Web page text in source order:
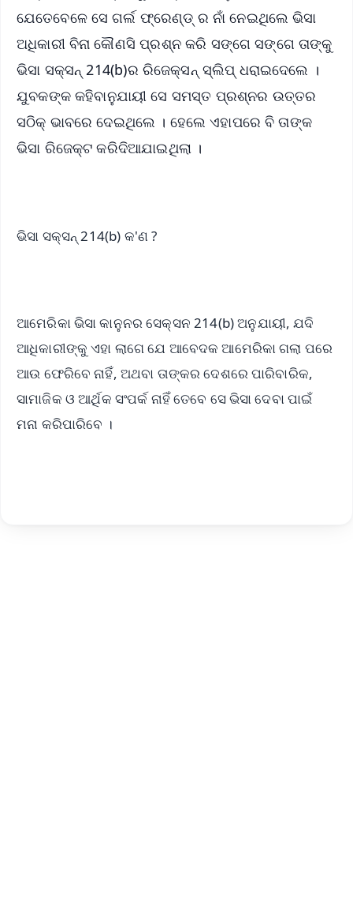
ଯେତେବେଳେ ସେ ଗର୍ଲ ଫ୍ରେଣ୍ଡ୍ ର ନାଁ ନେଇଥିଲେ ଭିସା
ଅଧିକାରୀ ବିନା କୌଣସି ପ୍ରଶ୍ନ କରି ସଙ୍ଗେ ସଙ୍ଗେ ତାଙ୍କୁ
ଭିସା ସକ୍ସନ୍ 214(b)ର ରିଜେକ୍ସନ୍ ସ୍ଲିପ୍ ଧରାଇଦେଲେ ।
ଯୁବକଙ୍କ କହିବାନୁଯାୟୀ ସେ ସମସ୍ତ ପ୍ରଶ୍ନର ଉତ୍ତର
ସଠିକ୍ ଭାବରେ ଦେଇଥିଲେ । ହେଲେ ଏହାପରେ ବି ତାଙ୍କ
ଭିସା ରିଜେକ୍ଟ କରିଦିଆଯାଇଥିଲା ।
ଭିସା ସକ୍ସନ୍ 214(b) କ'ଣ ?
ଆମେରିକା ଭିସା କାନୁନର ସେକ୍ସନ 214(b) ଅନୁଯାୟୀ, ଯଦି
ଆଧିକାରୀଙ୍କୁ ଏହା ଲାଗେ ଯେ ଆବେଦକ ଆମେରିକା ଗଲା ପରେ
ଆଉ ଫେରିବେ ନାହିଁ, ଅଥବା ତାଙ୍କର ଦେଶରେ ପାରିବାରିକ,
ସାମାଜିକ ଓ ଆର୍ଥିକ ସଂପର୍କ ନାହିଁ ତେବେ ସେ ଭିସା ଦେବା ପାଇଁ
ମନା କରିପାରିବେ ।